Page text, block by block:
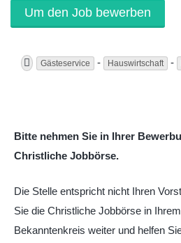
Gästeservice - Hauswirtschaft -
Bitte nehmen Sie in Ihrer
Christliche Jobbörse.
Die Stelle entspricht nicht Ihren
Sie die Christliche Jobbörse in
Bekanntenkreis weiter und helfen